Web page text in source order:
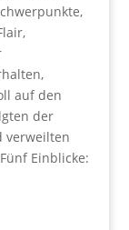
auf den
der
verweilten
Einblicke: